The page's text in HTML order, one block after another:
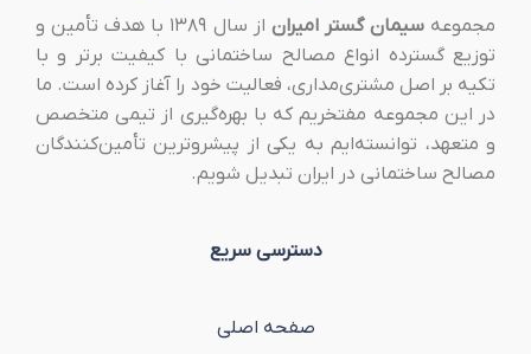
مجموعهسیمان گستر امیران
از سال ۱۳۸۹ با هدف تأمین و
توزیع گسترده انواع مصالح ساختمانی با کیفیت برتر و با
تکیه بر اصل مشتری‌مداری، فعالیت خود را آغاز کرده است. ما
در این مجموعه مفتخریم که با بهره‌گیری از تیمی متخصص
و متعهد، توانسته‌ایم به یکی از پیشروترین تأمین‌کنندگان
مصالح ساختمانی در ایران تبدیل شویم.
دسترسی سریع
صفحه اصلی